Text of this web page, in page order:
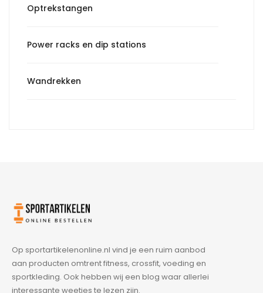
Optrekstangen
Power racks en dip stations
Wandrekken
Op sportartikelenonline.nl vind je een ruim aanbod
aan producten omtrent fitness, crossfit, voeding en
sportkleding. Ook hebben wij een blog waar allerlei
interessante weetjes te lezen zijn.